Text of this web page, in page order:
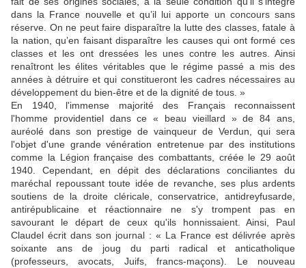
dans la France nouvelle et qu’il lui apporte un concours sans
réserve. On ne peut faire disparaître la lutte des classes, fatale à
la nation, qu’en faisant disparaître les causes qui ont formé ces
classes et les ont dressées les unes contre les autres. Ainsi
renaîtront les élites véritables que le régime passé a mis des
années à détruire et qui constitueront les cadres nécessaires au
développement du bien-être et de la dignité de tous. »
En 1940, l'immense majorité des Français reconnaissent
l'homme providentiel dans ce « beau vieillard » de 84 ans,
auréolé dans son prestige de vainqueur de Verdun, qui sera
l'objet d'une grande vénération entretenue par des institutions
comme la Légion française des combattants, créée le 29 août
1940. Cependant, en dépit des déclarations conciliantes du
maréchal repoussant toute idée de revanche, ses plus ardents
soutiens de la droite cléricale, conservatrice, antidreyfusarde,
antirépublicaine et réactionnaire ne s'y trompent pas en
savourant le départ de ceux qu'ils honnissaient. Ainsi, Paul
Claudel écrit dans son journal : « La France est délivrée après
soixante ans de joug du parti radical et anticatholique
(professeurs, avocats, Juifs, francs-maçons). Le nouveau